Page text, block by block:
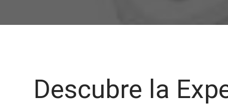
Descubre la